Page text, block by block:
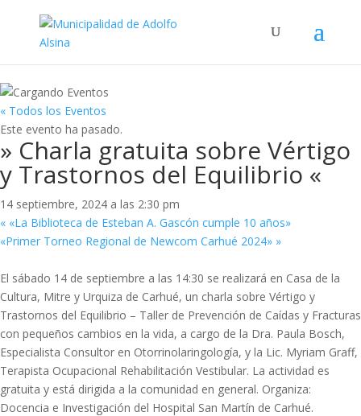
« Todos los Eventos
Este evento ha pasado.
» Charla gratuita sobre Vértigo
y Trastornos del Equilibrio «
14 septiembre, 2024 a las 2:30 pm
« «La Biblioteca de Esteban A. Gascón cumple 10 años»
«Primer Torneo Regional de Newcom Carhué 2024» »
El sábado 14 de septiembre a las 14:30 se realizará en Casa de la
Cultura, Mitre y Urquiza de Carhué, un charla sobre Vértigo y
Trastornos del Equilibrio – Taller de Prevención de Caídas y Fracturas
con pequeños cambios en la vida, a cargo de la Dra. Paula Bosch,
Especialista Consultor en Otorrinolaringología, y la Lic. Myriam Graff,
Terapista Ocupacional Rehabilitación Vestibular. La actividad es
gratuita y está dirigida a la comunidad en general. Organiza:
Docencia e Investigación del Hospital San Martín de Carhué.